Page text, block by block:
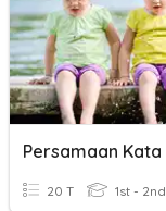
Persamaan Kata
20 T 1st - 2nd